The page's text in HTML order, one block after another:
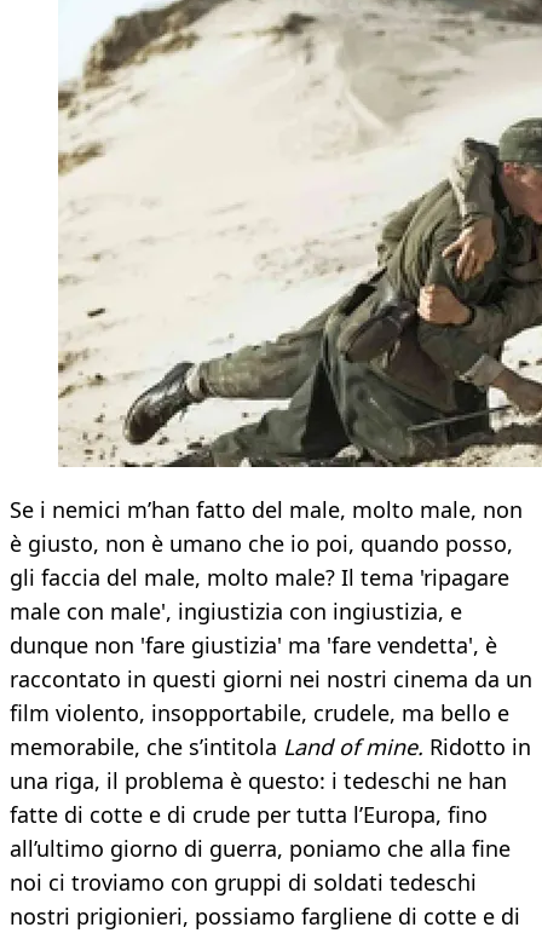
Se i nemici m’han fatto del male, molto male, non
è giusto, non è umano che io poi, quando posso,
gli faccia del male, molto male? Il tema 'ripagare
male con male', ingiustizia con ingiustizia, e
dunque non 'fare giustizia' ma 'fare vendetta', è
raccontato in questi giorni nei nostri cinema da un
film violento, insopportabile, crudele, ma bello e
memorabile, che s’intitola Land of mine. Ridotto in
una riga, il problema è questo: i tedeschi ne han
fatte di cotte e di crude per tutta l’Europa, fino
all’ultimo giorno di guerra, poniamo che alla fine
noi ci troviamo con gruppi di soldati tedeschi
nostri prigionieri, possiamo fargliene di cotte e di